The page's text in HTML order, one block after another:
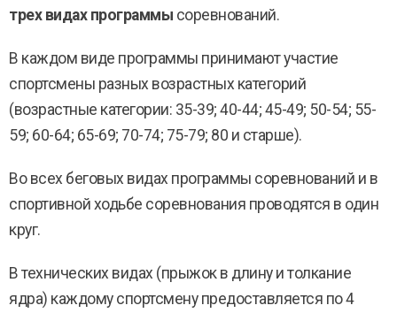
трех видах программы соревнований.
В каждом виде программы принимают участие
спортсмены разных возрастных категорий
(возрастные категории: 35-39; 40-44; 45-49; 50-54; 55-
59; 60-64; 65-69; 70-74; 75-79; 80 и старше).
Во всех беговых видах программы соревнований и в
спортивной ходьбе соревнования проводятся в один
круг.
В технических видах (прыжок в длину и толкание
ядра) каждому спортсмену предоставляется по 4